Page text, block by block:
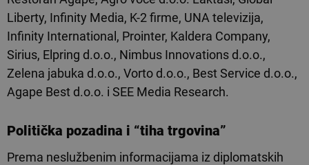
Liberty, Infinity Media, K-2 firme, UNA televizija,
Infinity International, Prointer, Kaldera Company,
Sirius, Elpring d.o.o., Nimbus Innovations d.o.o.,
Zelena jabuka d.o.o., Vorto d.o.o., Best Service d.o.o.,
Agape Best d.o.o. i SEE Media Research.
Politička pozadina i “tiha trgovina”
Prema neslužbenim informacijama iz diplomatskih